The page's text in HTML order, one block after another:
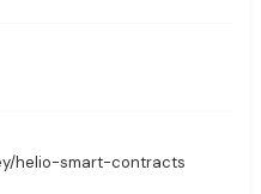
helio-smart-contracts